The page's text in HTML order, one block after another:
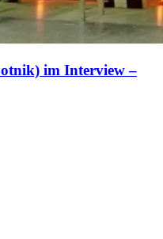
im Interview –